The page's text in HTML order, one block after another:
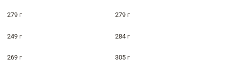
279 г 279 г
249 г 284 г
269 г 305 г